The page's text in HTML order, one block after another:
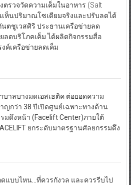
รวจวัดความเค็มในอาหาร (Salt
เห็นปริมาณโซเดียมจริงและปรับลดได้
ตชูเวสศิริ ประธานเครือข่ายลด
ลดบริโภคเค็ม ได้ผลิตกิจกรรมสื่อ
ค์เครือข่ายลดเค็ม
บาลบางมดเอสเธติค ต่อยอดความ
ญกว่า 38 ปีเปิดศูนย์เฉพาะทางด้าน
มดึงหน้า (Facelift Center)ภายใต้
ยกระดับมาตรฐานศัลยกรรมดึง
แบบไหน…ที่ควรกังวล และควรรีบไป